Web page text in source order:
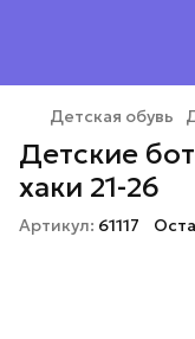
Детская обувь
Детские
хаки 21-26
Артикул: 61117